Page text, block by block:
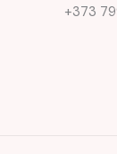
+373